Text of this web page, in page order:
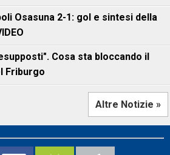
Osasuna 2-1: gol e sintesi della
Cosa sta bloccando il
Friburgo
Altre Notizie »